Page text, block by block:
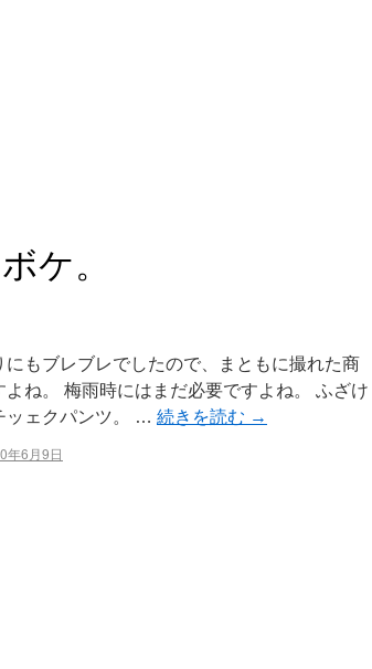
ケ。
もブレブレでしたので、まともに撮れた商
ね。 梅雨時にはまだ必要ですよね。 ふざけ
ッェクパンツ。 … 続きを読む →
年6月9日